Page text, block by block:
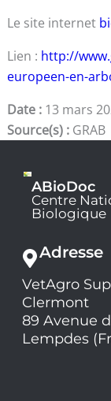
Le site internet
Lien : http://
europeen-en-
Date : 13 mars
Source(s) : GRAB
ABioDoc
Centre
Biologique
Adresse
VetAgro
Clermont
89 Avenue
Lempdes